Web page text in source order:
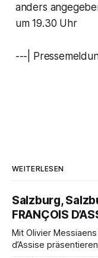
anders
um 19.30 Uhr
---|
WEITERLESEN
Salzburg,
FRANÇOIS
Mit Olivier
d’Assise